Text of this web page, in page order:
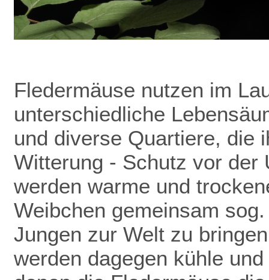
Fledermäuse nutzen im
unterschiedliche
und diverse Quartiere, die
Witterung - Schutz vor der
werden warme und
Weibchen gemeinsam
Jungen zur Welt zu
werden dagegen kühle